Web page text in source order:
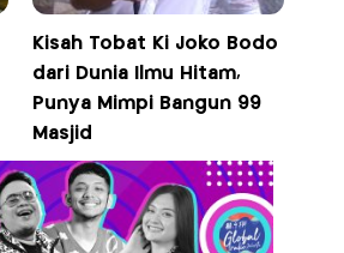
Kisah Tobat Ki Joko Bodo
dari Dunia Ilmu Hitam,
Punya Mimpi Bangun 99
Masjid